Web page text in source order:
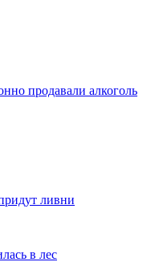
продавали алкоголь
ливни
в лес